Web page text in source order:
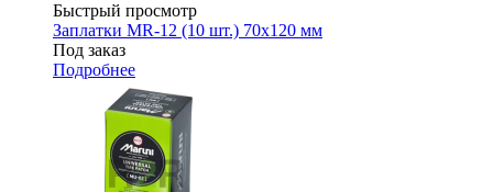
Быстрый просмотр
Заплатки MR-12 (10 шт.) 70х120 мм
Под заказ
Подробнее